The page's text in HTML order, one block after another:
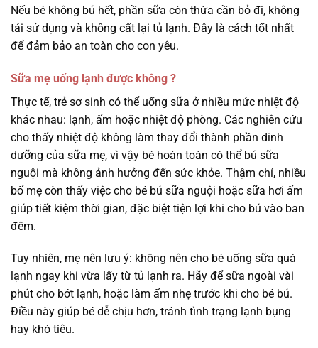
Nếu bé không bú hết, phần sữa còn thừa cần bỏ đi, không
tái sử dụng và không cất lại tủ lạnh. Đây là cách tốt nhất
để đảm bảo an toàn cho con yêu.
Sữa mẹ uống lạnh được không ?
Thực tế, trẻ sơ sinh có thể uống sữa ở nhiều mức nhiệt độ
khác nhau: lạnh, ấm hoặc nhiệt độ phòng. Các nghiên cứu
cho thấy nhiệt độ không làm thay đổi thành phần dinh
dưỡng của sữa mẹ, vì vậy bé hoàn toàn có thể bú sữa
nguội mà không ảnh hưởng đến sức khỏe. Thậm chí, nhiều
bố mẹ còn thấy việc cho bé bú sữa nguội hoặc sữa hơi ấm
giúp tiết kiệm thời gian, đặc biệt tiện lợi khi cho bú vào ban
đêm.
Tuy nhiên, mẹ nên lưu ý: không nên cho bé uống sữa quá
lạnh ngay khi vừa lấy từ tủ lạnh ra. Hãy để sữa ngoài vài
phút cho bớt lạnh, hoặc làm ấm nhẹ trước khi cho bé bú.
Điều này giúp bé dễ chịu hơn, tránh tình trạng lạnh bụng
hay khó tiêu.